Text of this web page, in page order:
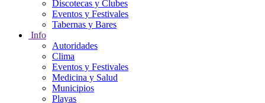
Discotecas y Clubes
Eventos y Festivales
Tabernas y Bares
Info
Autoridades
Clima
Eventos y Festivales
Medicina y Salud
Municipios
Playas